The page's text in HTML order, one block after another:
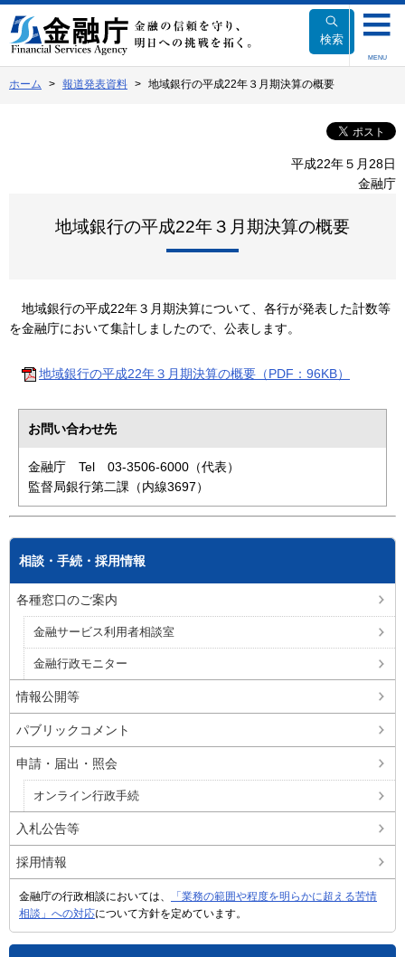
文
へ
動
検索
MENU
ホーム 報道発表資料 地域銀行の平成22年３月期決算の概要
平成22年５月28日
金融庁
地域銀行の平成22年３月期決算の概要
地域銀行の平成22年３月期決算について、各行が発表した計数等
を金融庁において集計しましたので、公表します。
地域銀行の平成22年３月期決算の概要（PDF：96KB）
お問い合わせ先
金融庁 Tel 03-3506-6000（代表）
監督局銀行第二課（内線3697）
相談・手続・採用情報
各種窓口のご案内
金融サービス利用者相談室
金融行政モニター
情報公開等
パブリックコメント
申請・届出・照会
オンライン行政手続
入札公告等
採用情報
金融庁の行政相談においては、
「業務の範囲や程度を明らかに超える苦情
相談」への対応について方針を定めています。